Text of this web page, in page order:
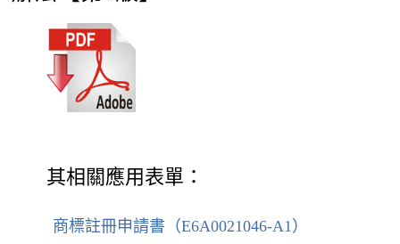
其相關應用表單：
商標註冊申請書（E6A0021046-A1）